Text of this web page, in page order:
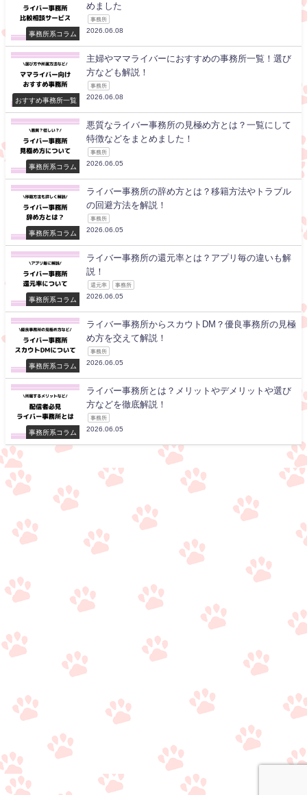
事務所系コラム
めました
事務所
2026.06.08
おすすめ事務所一覧
主婦やママライバーにおすすめの事務所一覧！選び
方なども解説！
事務所
2026.06.08
事務所系コラム
悪質なライバー事務所の見極め方とは？一覧にして
特徴などをまとめました！
事務所
2026.06.05
事務所系コラム
ライバー事務所の辞め方とは？移籍方法やトラブル
の回避方法を解説！
事務所
2026.06.05
事務所系コラム
ライバー事務所の還元率とは？アプリ毎の違いも解
説！
還元率 事務所
2026.06.05
事務所系コラム
ライバー事務所からスカウトDM？優良事務所の見極
め方を交えて解説！
事務所
2026.06.05
事務所系コラム
ライバー事務所とは？メリットやデメリットや選び
方などを徹底解説！
事務所
2026.06.05